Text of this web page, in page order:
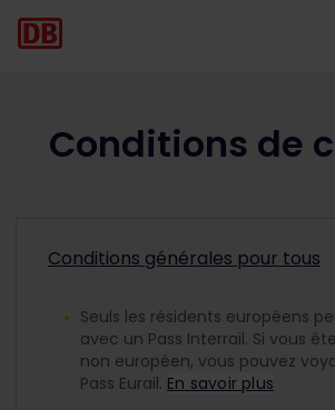
Conditions de
Conditions générales pour tous
Seuls les résidents européens
avec un Pass Interrail. Si vous
non européen, vous pouvez
Pass Eurail. En savoir plus